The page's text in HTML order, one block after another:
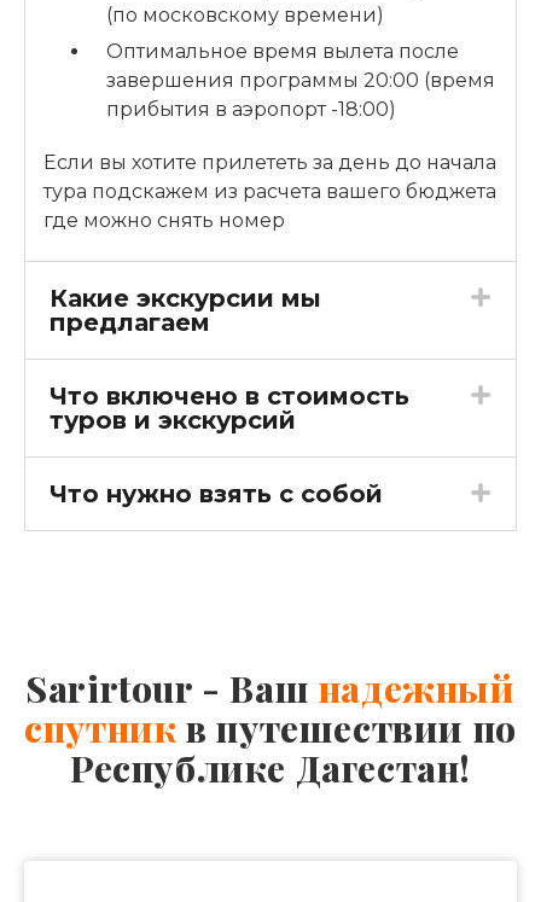
(по московскому времени)
Оптимальное время вылета после
завершения программы 20:00 (время
прибытия в аэропорт -18:00)
Если вы хотите прилететь за день до начала
тура подскажем из расчета вашего бюджета
где можно снять номер
Какие экскурсии мы
предлагаем
Что включено в стоимость
туров и экскурсий
Что нужно взять с собой
Sarirtour - Ваш надежный
спутник в путешествии по
Республике Дагестан!